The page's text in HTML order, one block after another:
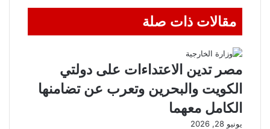
مقالات ذات صلة
مصر تدين الاعتداءات على دولتي
الكويت والبحرين وتعرب عن تضامنها
الكامل معهما
يونيو 28, 2026